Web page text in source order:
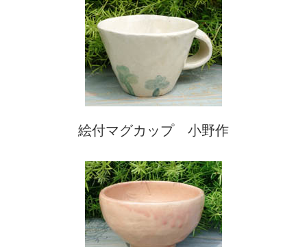
絵付マグカップ 小野作